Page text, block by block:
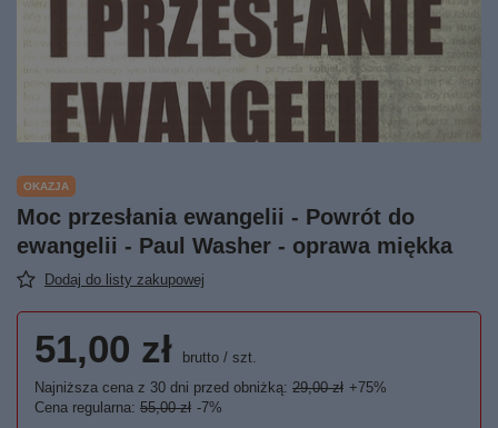
OKAZJA
Moc przesłania ewangelii - Powrót do
ewangelii - Paul Washer - oprawa miękka
Dodaj do listy zakupowej
51,00 zł brutto / szt.
Najniższa cena z 30 dni przed obniżką: 29,00 zł +75%
Cena regularna: 55,00 zł -7%